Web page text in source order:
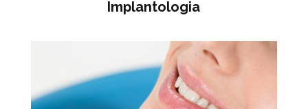
Implantologia